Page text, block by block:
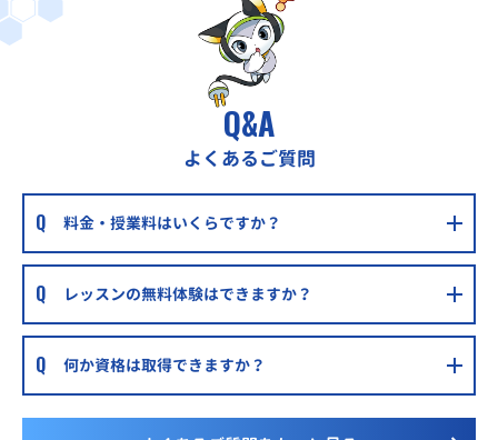
京阪本線 楠葉駅 徒歩5分
個別指導学院ヒーローズ枚方本校
京阪交野線宮之阪駅徒歩15分
個別指導WAM桜丘町校
星ケ丘駅徒歩15分
Q&A
よくあるご質問
料金・授業料はいくらですか？
レッスンの無料体験はできますか？
何か資格は取得できますか？